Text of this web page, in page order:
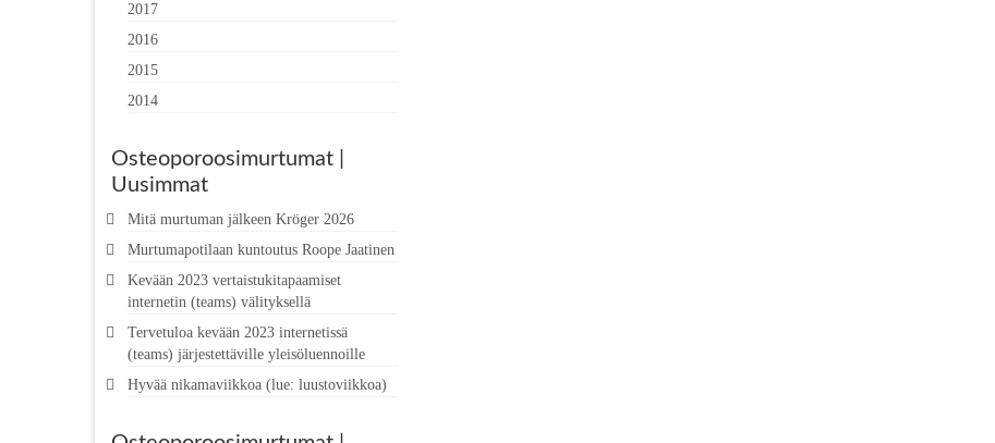
2017
2016
2015
2014
Osteoporoosimurtumat |
Uusimmat
Mitä murtuman jälkeen Kröger 2026
Murtumapotilaan kuntoutus Roope Jaatinen
Kevään 2023 vertaistukitapaamiset
internetin (teams) välityksellä
Tervetuloa kevään 2023 internetissä
(teams) järjestettäville yleisöluennoille
Hyvää nikamaviikkoa (lue: luustoviikkoa)